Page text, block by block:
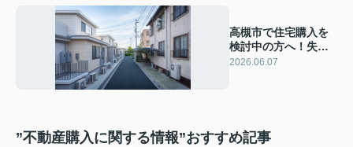
高槻市で住宅購入を
検討中の方へ！失敗
事例から学ぶ後悔し
2026.06.07
”不動産購入に関する情報”おすすめ記事